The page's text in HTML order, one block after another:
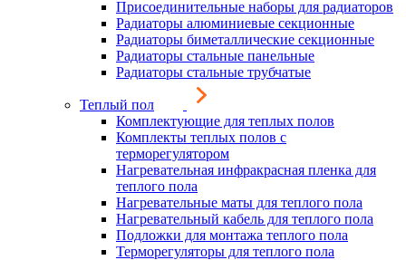
Присоединительные наборы для радиаторов
Радиаторы алюминиевые секционные
Радиаторы биметаллические секционные
Радиаторы стальные панельные
Радиаторы стальные трубчатые
Теплый пол
Комплектующие для теплых полов
Комплекты теплых полов с
терморегулятором
Нагревательная инфракрасная пленка для
теплого пола
Нагревательные маты для теплого пола
Нагревательный кабель для теплого пола
Подложки для монтажа теплого пола
Терморегуляторы для теплого пола